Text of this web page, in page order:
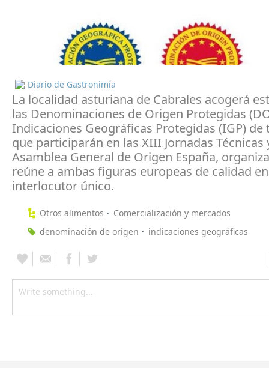
Diario de Gastronimía
La localidad asturiana de Cabrales acogerá
las Denominaciones de Origen Protegidas
Indicaciones Geográficas Protegidas (IGP) de
que participarán en las XIII Jornadas Técnicas
Asamblea General de Origen España,
reúne a ambas figuras europeas de calidad
interlocutor único.
Otros alimentos
Comercialización y mercados
denominación de origen
indicaciones geográficas